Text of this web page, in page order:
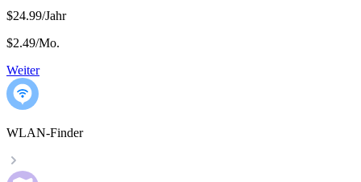
$24.99/Jahr
$2.49/Mo.
Weiter
WLAN-Finder